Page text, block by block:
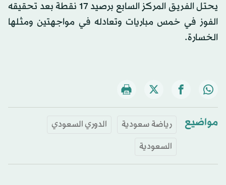
يحتل الفريق المركز السابع برصيد 17 نقطة بعد تحقيقه
الفوز في خمس مباريات وتعادله في مواجهتين ومثلها
الخسارة.
مواضيع رياضة سعودية
الدوري السعودي
السعودية